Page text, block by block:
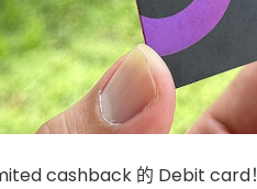
cashback 的 Debit card！